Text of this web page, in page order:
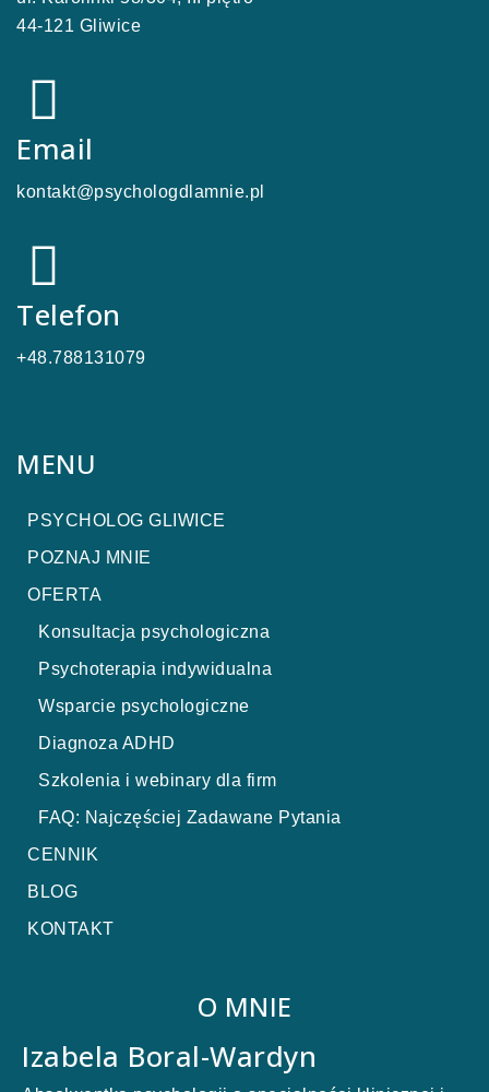
44-121 Gliwice
Email
kontakt@psychologdlamnie.pl
Telefon
+48.788131079
MENU
PSYCHOLOG GLIWICE
POZNAJ MNIE
OFERTA
Konsultacja psychologiczna
Psychoterapia indywidualna
Wsparcie psychologiczne
Diagnoza ADHD
Szkolenia i webinary dla firm
FAQ: Najczęściej Zadawane Pytania
CENNIK
BLOG
KONTAKT
O MNIE
Izabela Boral-Wardyn